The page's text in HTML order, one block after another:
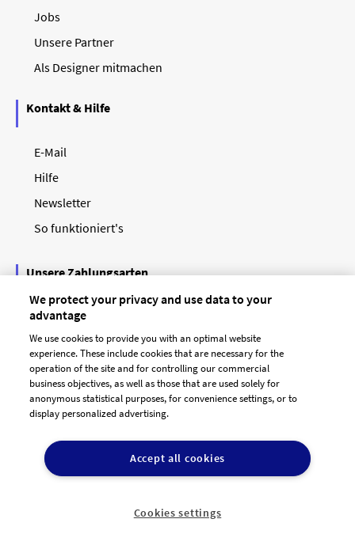
Jobs
Unsere Partner
Als Designer mitmachen
Kontakt & Hilfe
E-Mail
Hilfe
Newsletter
So funktioniert's
Unsere Zahlungsarten
AGB Dienstleister
Datenschutz
Impressum
We protect your privacy and use data to your
advantage
We use cookies to provide you with an optimal website
experience. These include cookies that are necessary for the
operation of the site and for controlling our commercial
business objectives, as well as those that are used solely for
anonymous statistical purposes, for convenience settings, or to
display personalized advertising.
Accept all cookies
Cookies settings